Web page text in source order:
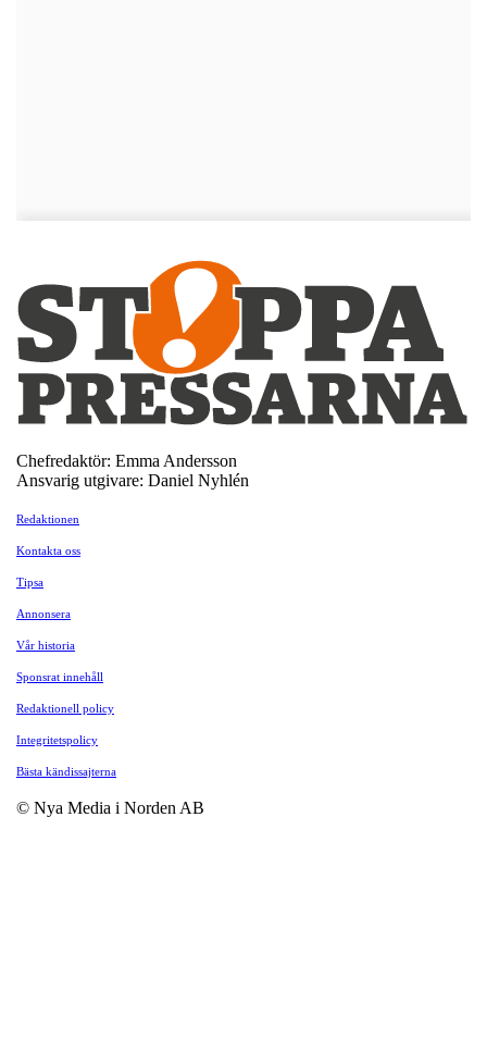
Chefredaktör: Emma Andersson
Ansvarig utgivare: Daniel Nyhlén
Redaktionen
Kontakta oss
Tipsa
Annonsera
Vår historia
Sponsrat innehåll
Redaktionell policy
Integritetspolicy
Bästa kändissajterna
© Nya Media i Norden AB